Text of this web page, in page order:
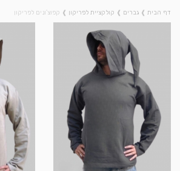
דף הבית ❱ גברים ❱ קולקציית לפריקון ❱ קפוצ'ונים לפריקון